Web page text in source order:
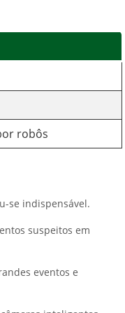
robôs
se indispensável.
suspeitos em
eventos e